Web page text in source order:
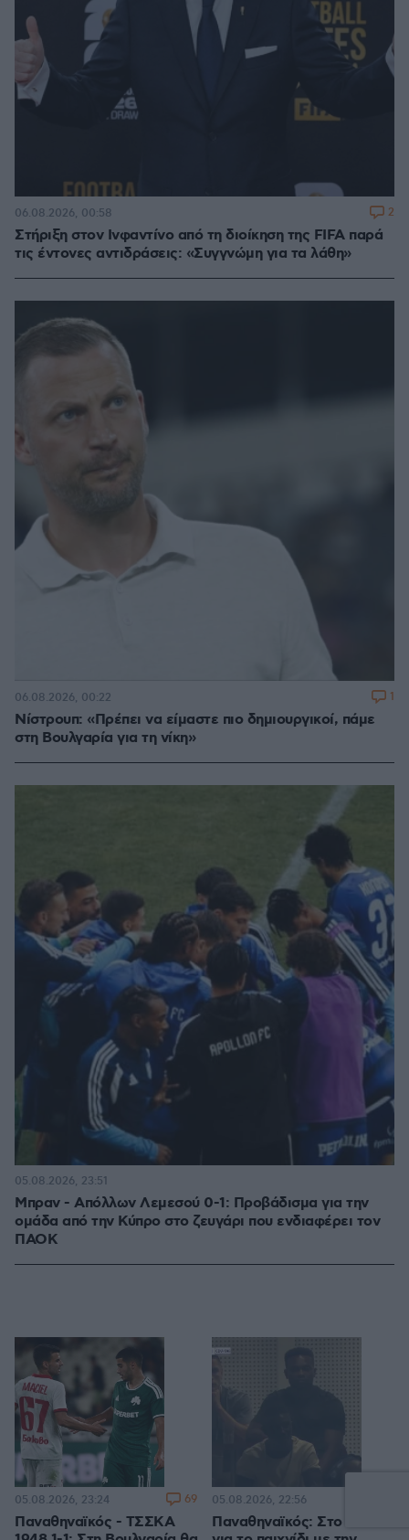
Στήριξη στον Ινφαντίνο από τη διοίκηση της FIFA παρά
τις έντονες αντιδράσεις: «Συγγνώμη για τα λάθη»
06.08.2026, 00:58 2
Νίστρουπ: «Πρέπει να είμαστε πιο δημιουργικοί, πάμε
στη Βουλγαρία για τη νίκη»
06.08.2026, 00:22 1
Μπραν - Απόλλων Λεμεσού 0-1: Προβάδισμα για την
ομάδα από την Κύπρο στο ζευγάρι που ενδιαφέρει τον
ΠΑΟΚ
05.08.2026, 23:51
Παναθηναϊκός - ΤΣΣΚΑ
05.08.2026, 23:24 69
Παναθηναϊκός: Στο ΟΑΚΑ
05.08.2026, 22:56